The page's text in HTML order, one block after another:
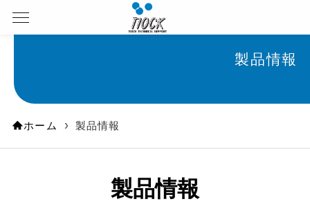
製品情報
ホーム 製品情報
製品情報